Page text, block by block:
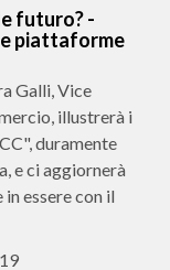
futuro? -
piattaforme
Galli, Vice
illustrerà i
duramente
e ci aggiornerà
essere con il